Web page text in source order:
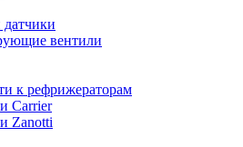
вентили
к рефрижераторам
Carrier
Zanotti